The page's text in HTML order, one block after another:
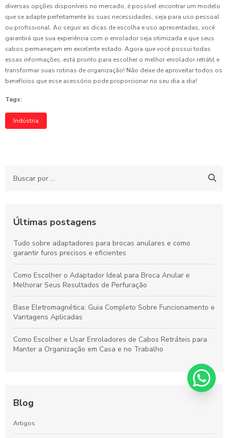
diversas opções disponíveis no mercado, é possível encontrar um modelo
que se adapte perfeitamente às suas necessidades, seja para uso pessoal
ou profissional. Ao seguir as dicas de escolha e uso apresentadas, você
garantirá que sua experiência com o enrolador seja otimizada e que seus
cabos permaneçam em excelente estado. Agora que você possui todas
essas informações, está pronto para escolher o melhor enrolador retrátil e
transformar suas rotinas de organização! Não deixe de aproveitar todos os
benefícios que esse acessório pode proporcionar no seu dia a dia!
Tags:
Indústria
Últimas postagens
Tudo sobre adaptadores para brocas anulares e como
garantir furos precisos e eficientes
Como Escolher o Adaptador Ideal para Broca Anular e
Melhorar Seus Resultados de Perfuração
Base Eletromagnética: Guia Completo Sobre Funcionamento e
Vantagens Aplicadas
Como Escolher e Usar Enroladores de Cabos Retráteis para
Manter a Organização em Casa e no Trabalho
Blog
Artigos